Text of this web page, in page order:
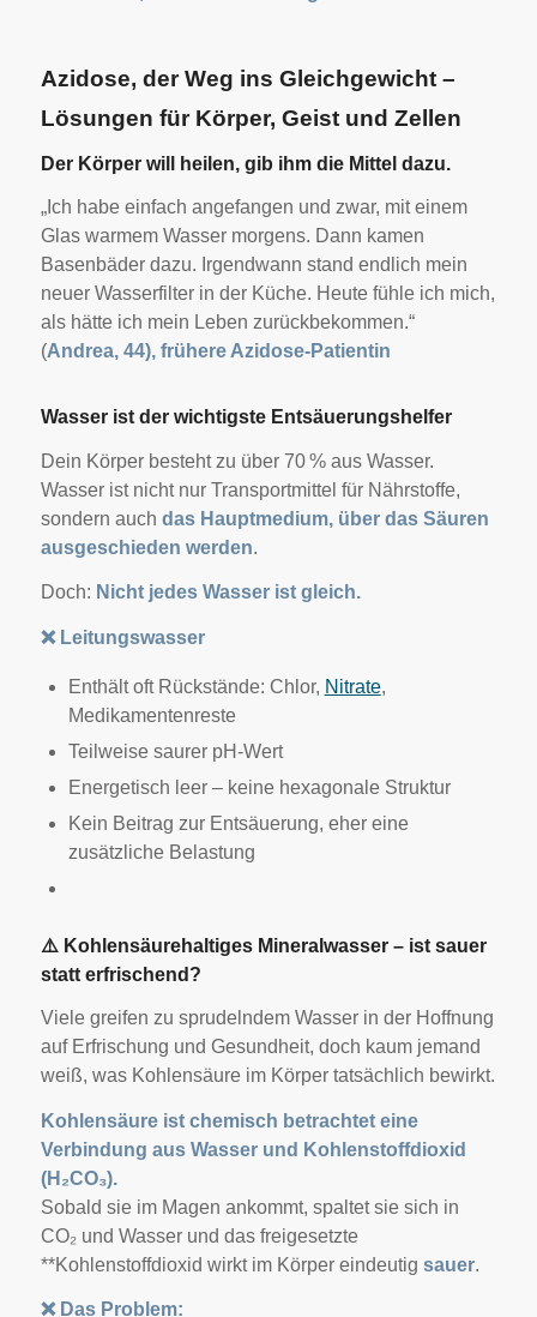
Azidose, der Weg ins Gleichgewicht –
Lösungen für Körper, Geist und Zellen
Der Körper will heilen, gib ihm die Mittel dazu.
„Ich habe einfach angefangen und zwar, mit einem
Glas warmem Wasser morgens. Dann kamen
Basenbäder dazu. Irgendwann stand endlich mein
neuer Wasserfilter in der Küche. Heute fühle ich mich,
als hätte ich mein Leben zurückbekommen.“
(Andrea, 44), frühere Azidose-Patientin
Wasser ist der wichtigste Entsäuerungshelfer
Dein Körper besteht zu über 70 % aus Wasser.
Wasser ist nicht nur Transportmittel für Nährstoffe,
sondern auch das Hauptmedium, über das Säuren
ausgeschieden werden.
Doch: Nicht jedes Wasser ist gleich.
❌Leitungswasser
Enthält oft Rückstände: Chlor, Nitrate,
Medikamentenreste
Teilweise saurer pH-Wert
Energetisch leer – keine hexagonale Struktur
Kein Beitrag zur Entsäuerung, eher eine
zusätzliche Belastung
⚠ ️ Kohlensäurehaltiges Mineralwasser – ist sauer
statt erfrischend?
Viele greifen zu sprudelndem Wasser in der Hoffnung
auf Erfrischung und Gesundheit, doch kaum jemand
weiß, was Kohlensäure im Körper tatsächlich bewirkt.
Kohlensäure ist chemisch betrachtet eine
Verbindung aus Wasser und Kohlenstoffdioxid
(H₂CO₃).
Sobald sie im Magen ankommt, spaltet sie sich in
CO₂ und Wasser und das freigesetzte
**Kohlenstoffdioxid wirkt im Körper eindeutig sauer.
❌Das Problem: